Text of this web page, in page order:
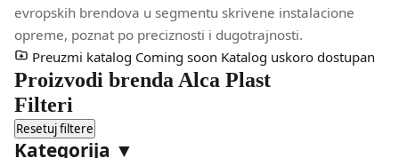
evropskih brendova u segmentu skrivene instalacione
opreme, poznat po preciznosti i dugotrajnosti.
Preuzmi katalog Coming soon Katalog uskoro dostupan
Proizvodi brenda Alca Plast
Filteri
Resetuj filtere
Kategorija ▼